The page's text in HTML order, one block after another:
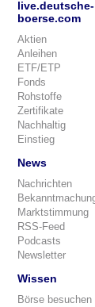
live.deutsche-
boerse.com
Aktien
Anleihen
ETF/ETP
Fonds
Rohstoffe
Zertifikate
Nachhaltig
Einstieg
News
Nachrichten
Marktstimmung
RSS-Feed
Podcasts
Newsletter
Wissen
Börse besuchen